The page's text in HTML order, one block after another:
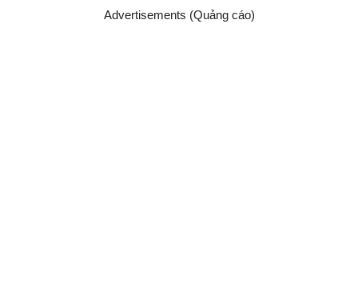
Advertisements (Quảng cáo)